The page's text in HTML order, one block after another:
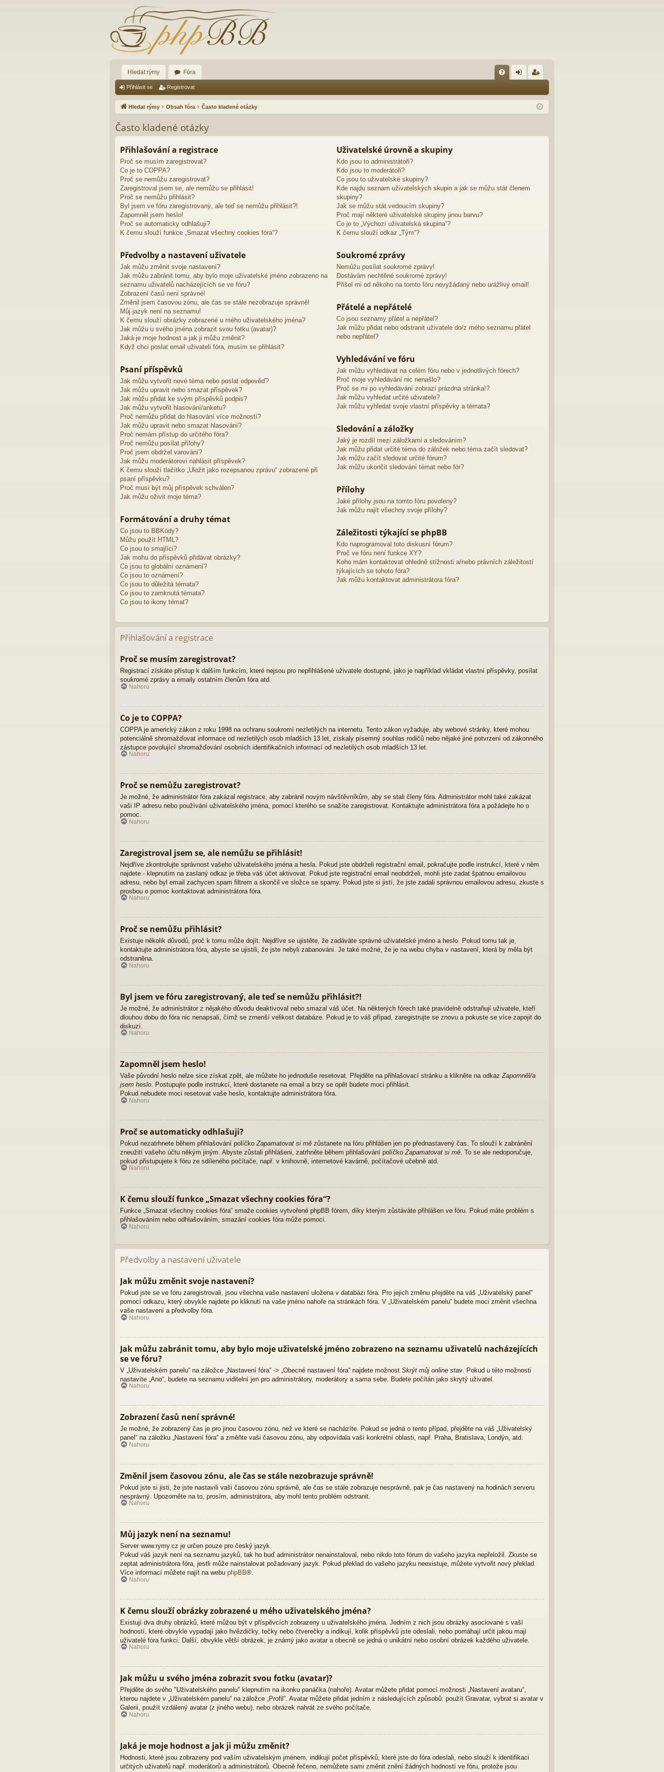
Hledat rýmy Fóra
Q lá ist
Přihlásit se Registrovat
Hledat rýmy Obsah fóra Často kladené otázky
Často kladené otázky
Přihlašování a registrace
Proč se musím zaregistrovat?
Co je to COPPA?
Proč se nemůžu zaregistrovat?
Zaregistroval jsem se, ale nemůžu se přihlásit!
Proč se nemůžu přihlásit?
Byl jsem ve fóru zaregistrovaný, ale teď se nemůžu přihlásit?!
Zapomněl jsem heslo!
Proč se automaticky odhlašuji?
K čemu slouží funkce „Smazat všechny cookies fóra“?
Předvolby a nastavení uživatele
Jak můžu změnit svoje nastavení?
Jak můžu zabránit tomu, aby bylo moje uživatelské jméno zobrazeno na
seznamu uživatelů nacházejících se ve fóru?
Zobrazení časů není správné!
Změnil jsem časovou zónu, ale čas se stále nezobrazuje správně!
Můj jazyk není na seznamu!
K čemu slouží obrázky zobrazené u mého uživatelského jména?
Jak můžu u svého jména zobrazit svou fotku (avatar)?
Jaká je moje hodnost a jak ji můžu změnit?
Když chci poslat email uživateli fóra, musím se přihlásit?
Psaní příspěvků
Jak můžu vytvořit nové téma nebo poslat odpověď?
Jak můžu upravit nebo smazat příspěvek?
Jak můžu přidat ke svým příspěvků podpis?
Jak můžu vytvořit hlasování/anketu?
Proč nemůžu přidat do hlasování více možností?
Jak můžu upravit nebo smazat hlasování?
Proč nemám přístup do určitého fóra?
Proč nemůžu posílat přílohy?
Proč jsem obdržel varování?
Jak můžu moderátorovi nahlásit příspěvek?
K čemu slouží tlačítko „Uložit jako rozepsanou zprávu“ zobrazené při
psaní příspěvku?
Proč musí být můj příspěvek schválen?
Jak můžu oživit moje téma?
Formátování a druhy témat
Co jsou to BBKódy?
Můžu použít HTML?
Co jsou to smajlíci?
Jak mohu do příspěvků přidávat obrázky?
Co jsou to globální oznámení?
Co jsou to oznámení?
Co jsou to důležitá témata?
Co jsou to zamknutá témata?
Co jsou to ikony témat?
Uživatelské úrovně a skupiny
Kdo jsou to administrátoři?
Kdo jsou to moderátoři?
Co jsou to uživatelské skupiny?
Kde najdu seznam uživatelských skupin a jak se můžu stát členem
skupiny?
Jak se můžu stát vedoucím skupiny?
Proč mají některé uživatelské skupiny jinou barvu?
Co je to „Výchozí uživatelská skupina“?
K čemu slouží odkaz „Tým“?
Soukromé zprávy
Nemůžu posílat soukromé zprávy!
Dostávám nechtěné soukromé zprávy!
Přišel mi od někoho na tomto fóru nevyžádaný nebo urážlivý email!
Přátelé a nepřátelé
Co jsou seznamy přátel a nepřátel?
Jak můžu přidat nebo odstranit uživatele do/z mého seznamu přátel
nebo nepřátel?
Vyhledávání ve fóru
Jak můžu vyhledávat na celém fóru nebo v jednotlivých fórech?
Proč moje vyhledávání nic nenašlo?
Proč se mi po vyhledávání zobrazí prázdná stránka!?
Jak můžu vyhledat určité uživatele?
Jak můžu vyhledat svoje vlastní příspěvky a témata?
Sledování a záložky
Jaký je rozdíl mezi záložkami a sledováním?
Jak můžu přidat určité téma do záložek nebo téma začít sledovat?
Jak můžu začít sledovat určité fórum?
Jak můžu ukončit sledování témat nebo fór?
Přílohy
Jaké přílohy jsou na tomto fóru povoleny?
Jak můžu najít všechny svoje přílohy?
Záležitosti týkající se phpBB
Kdo naprogramoval toto diskusní fórum?
Proč ve fóru není funkce XY?
Koho mám kontaktovat ohledně stížnosti a/nebo právních záležitostí
týkajících se tohoto fóra?
Jak můžu kontaktovat administrátora fóra?
Přihlašování a registrace
Proč se musím zaregistrovat?
Registrací získáte přístup k dalším funkcím, které nejsou pro nepřihlášené uživatele dostupné, jako je například vkládat vlastní příspěvky, posílat
soukromé zprávy a emaily ostatním členům fóra atd.
Nahoru
Co je to COPPA?
COPPA je americký zákon z roku 1998 na ochranu soukromí nezletilých na internetu. Tento zákon vyžaduje, aby webové stránky, které mohou
potenciálně shromažďovat informace od nezletilých osob mladších 13 let, získaly písemný souhlas rodičů nebo nějaké jiné potvrzení od zákonného
zástupce povolující shromažďování osobních identifikačních informací od nezletilých osob mladších 13 let.
Nahoru
Proč se nemůžu zaregistrovat?
Je možné, že administrátor fóra zakázal registrace, aby zabránil novým návštěvníkům, aby se stali členy fóra. Administrátor mohl také zakázat
vaši IP adresu nebo používání uživatelského jména, pomocí kterého se snažíte zaregistrovat. Kontaktujte administrátora fóra a požádejte ho o
pomoc.
Nahoru
Zaregistroval jsem se, ale nemůžu se přihlásit!
Nejdříve zkontrolujte správnost vašeho uživatelského jména a hesla. Pokud jste obdrželi registrační email, pokračujte podle instrukcí, které v něm
najdete - klepnutím na zaslaný odkaz je třeba váš účet aktivovat. Pokud jste registrační email neobdrželi, mohli jste zadat špatnou emailovou
adresu, nebo byl email zachycen spam filtrem a skončil ve složce se spamy. Pokud jste si jistí, že jste zadali správnou emailovou adresu, zkuste s
prosbou o pomoc kontaktovat administrátora fóra.
Nahoru
Proč se nemůžu přihlásit?
Existuje několik důvodů, proč k tomu může dojít. Nejdříve se ujistěte, že zadáváte správné uživatelské jméno a heslo. Pokud tomu tak je,
kontaktujte administrátora fóra, abyste se ujistili, že jste nebyli zabanováni. Je také možné, že je na webu chyba v nastavení, která by měla být
odstraněna.
Nahoru
Byl jsem ve fóru zaregistrovaný, ale teď se nemůžu přihlásit?!
Je možné, že administrátor z nějakého důvodu deaktivoval nebo smazal váš účet. Na některých fórech také pravidelně odstraňují uživatele, kteří
dlouhou dobu do fóra nic nenapsali, čímž se zmenší velikost databáze. Pokud je to váš případ, zaregistrujte se znovu a pokuste se více zapojit do
diskuzí.
Nahoru
Zapomněl jsem heslo!
Vaše původní heslo nelze sice získat zpět, ale můžete ho jednoduše resetovat. Přejděte na přihlašovací stránku a klikněte na odkazZapomněl/a
jsem heslo. Postupujte podle instrukcí, které dostanete na email a brzy se opět budete moci přihlásit.
Pokud nebudete moci resetovat vaše heslo, kontaktujte administrátora fóra.
Nahoru
Proč se automaticky odhlašuji?
Pokud nezatrhnete během přihlašování políčko Zapamatovat si mě zůstanete na fóru přihlášen jen po přednastavený čas. To slouží k zabránění
zneužití vašeho účtu někým jiným. Abyste zůstali přihlášeni, zatrhněte během přihlašování políčko Zapamatovat si mě . To se ale nedoporučuje,
pokud přistupujete k fóru ze sdíleného počítače, např. v knihovně, internetové kavárně, počítačové učebně atd.
Nahoru
K čemu slouží funkce „Smazat všechny cookies fóra“?
Funkce „Smazat všechny cookies fóra“ smaže cookies vytvořené phpBB fórem, díky kterým zůstáváte přihlášen ve fóru. Pokud máte problém s
přihlašováním nebo odhlašováním, smazání cookies fóra může pomoci.
Nahoru
Předvolby a nastavení uživatele
Jak můžu změnit svoje nastavení?
Pokud jste se ve fóru zaregistrovali, jsou všechna vaše nastavení uložena v databázi fóra. Pro jejich změnu přejděte na váš „Uživatelský panel“
pomocí odkazu, který obvykle najdete po kliknutí na vaše jméno nahoře na stránkách fóra. V „Uživatelském panelu“ budete moci změnit všechna
vaše nastavení a předvolby fóra.
Nahoru
Jak můžu zabránit tomu, aby bylo moje uživatelské jméno zobrazeno na seznamu uživatelů nacházejících
se ve fóru?
V „Uživatelském panelu“ na záložce „Nastavení fóra“ -> „Obecné nastavení fóra“ najdete možnost Skrýt můj online stav . Pokud u této možnosti
nastavíte „Ano“, budete na seznamu viditelní jen pro administrátory, moderátory a sama sebe. Budete počítán jako skrytý uživatel.
Nahoru
Zobrazení časů není správné!
Je možné, že zobrazený čas je pro jinou časovou zónu, než ve které se nacházíte. Pokud se jedná o tento případ, přejděte na váš „Uživatelský
panel“ na záložku „Nastavení fóra“ a změňte vaši časovou zónu, aby odpovídala vaší konkrétní oblasti, např. Praha, Bratislava, Londýn, atd.
Nahoru
Změnil jsem časovou zónu, ale čas se stále nezobrazuje správně!
Pokud jste si jisti, že jste nastavili vaši časovou zónu správně, ale čas se stále zobrazuje nesprávně, pak je čas nastavený na hodinách serveru
nesprávný. Upozorněte na to, prosím, administrátora, aby mohl tento problém odstranit.
Nahoru
Můj jazyk není na seznamu!
Server www.rymy.cz je určen pouze pro český jazyk.
Pokud váš jazyk není na seznamu jazyků, tak ho buď administrátor nenainstaloval, nebo nikdo toto fórum do vašeho jazyka nepřeložil. Zkuste se
zeptat administrátora fóra, jestli může nainstalovat požadovaný jazyk. Pokud překlad do vašeho jazyku neexistuje, můžete vytvořit nový překlad.
Více informací můžete najít na webu phpBB®.
Nahoru
K čemu slouží obrázky zobrazené u mého uživatelského jména?
Existují dva druhy obrázků, které můžou být v příspěvcích zobrazeny u uživatelského jména. Jedním z nich jsou obrázky asociované s vaší
hodností, které obvykle vypadají jako hvězdičky, tečky nebo čtverečky a indikují, kolik příspěvků jste odeslali, nebo pomáhají určit jakou mají
uživatelé fóra funkci. Další, obvykle větší obrázek, je známý jako avatar a obecně se jedná o unikátní nebo osobní obrázek každého uživatele.
Nahoru
Jak můžu u svého jména zobrazit svou fotku (avatar)?
Přejděte do svého "Uživatelského panelu" klepnutím na ikonku panáčka (nahoře). Avatar můžete přidat pomocí možnosti „Nastavení avataru“,
kterou najdete v „Uživatelském panelu“ na záložce „Profil“. Avatar můžete přidat jedním z následujících způsobů: použít Gravatar, vybrat si avatar v
Galerii, použít vzdálený avatar (z jiného webu), nebo obrázek nahrát ze svého počítače.
Nahoru
Jaká je moje hodnost a jak ji můžu změnit?
Hodnosti, které jsou zobrazeny pod vaším uživatelským jménem, indikují počet příspěvků, které jste do fóra odeslali, nebo slouží k identifikaci
určitých uživatelů např. moderátorů a administrátorů. Obecně řečeno, nemůžete sami změnit znění žádných hodností ve fóru, protože jsou